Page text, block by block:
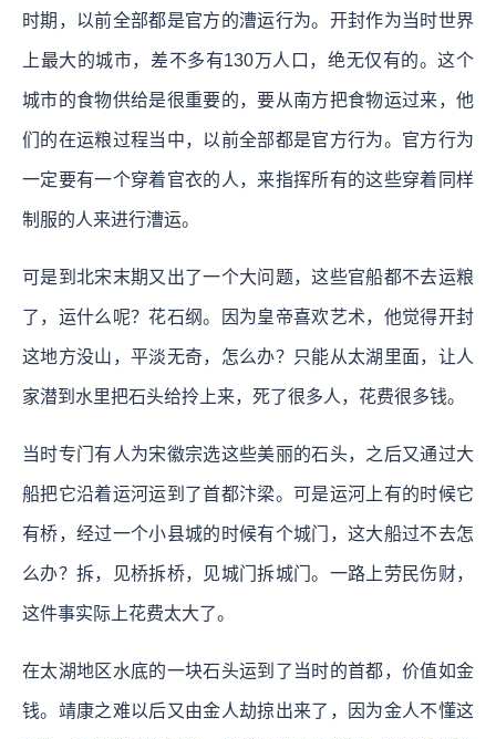
时期，以前全部都是官方的漕运行为。开封作为当时世界
上最大的城市，差不多有130万人口，绝无仅有的。这个
城市的食物供给是很重要的，要从南方把食物运过来，他
们的在运粮过程当中，以前全部都是官方行为。官方行为
一定要有一个穿着官衣的人，来指挥所有的这些穿着同样
制服的人来进行漕运。
可是到北宋末期又出了一个大问题，这些官船都不去运粮
了，运什么呢？花石纲。因为皇帝喜欢艺术，他觉得开封
这地方没山，平淡无奇，怎么办？只能从太湖里面，让人
家潜到水里把石头给拎上来，死了很多人，花费很多钱。
当时专门有人为宋徽宗选这些美丽的石头，之后又通过大
船把它沿着运河运到了首都汴梁。可是运河上有的时候它
有桥，经过一个小县城的时候有个城门，这大船过不去怎
么办？拆，见桥拆桥，见城门拆城门。一路上劳民伤财，
这件事实际上花费太大了。
在太湖地区水底的一块石头运到了当时的首都，价值如金
钱。靖康之难以后又由金人劫掠出来了，因为金人不懂这